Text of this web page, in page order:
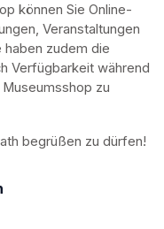
können Sie Online-
Veranstaltungen
haben zudem die
Verfügbarkeit während
zu
begrüßen zu dürfen!